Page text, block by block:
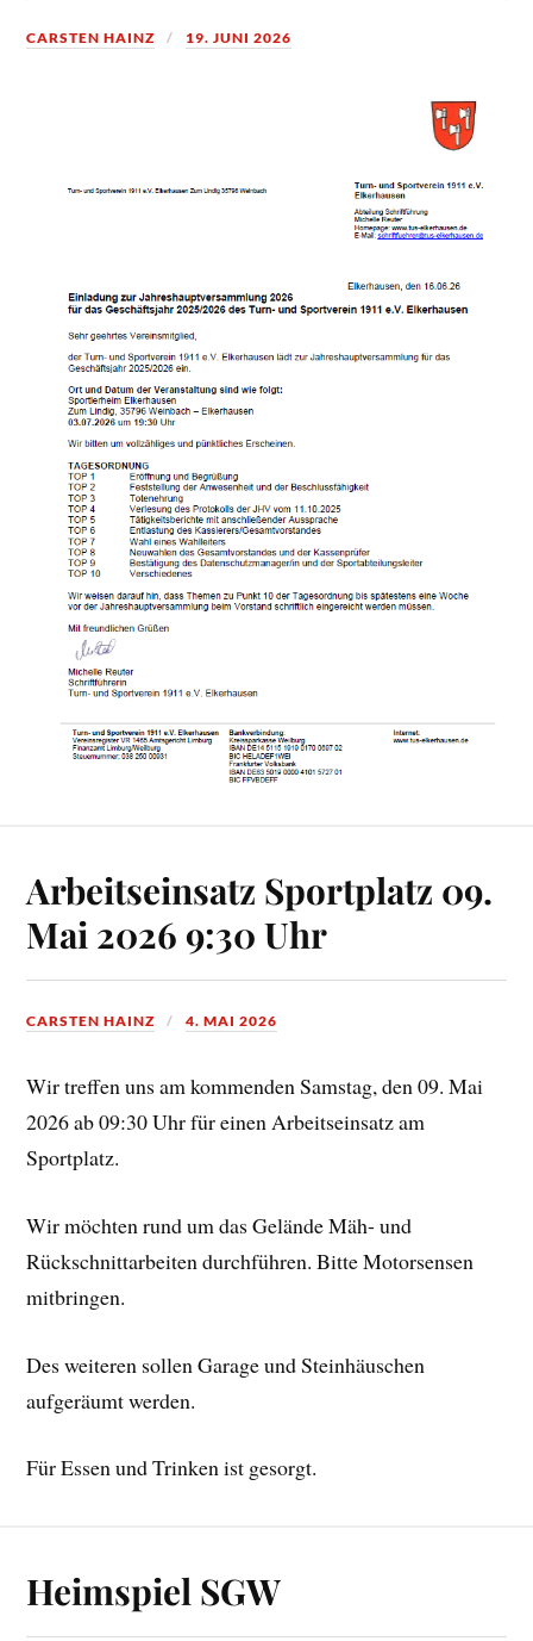
CARSTEN HAINZ 19. JUNI 2026
Arbeitseinsatz Sportplatz 09.
Mai 2026 9:30 Uhr
CARSTEN HAINZ 4. MAI 2026
Wir treffen uns am kommenden Samstag, den 09. Mai
2026 ab 09:30 Uhr für einen Arbeitseinsatz am
Sportplatz.
Wir möchten rund um das Gelände Mäh- und
Rückschnittarbeiten durchführen. Bitte Motorsensen
mitbringen.
Des weiteren sollen Garage und Steinhäuschen
aufgeräumt werden.
Für Essen und Trinken ist gesorgt.
Heimspiel SGW